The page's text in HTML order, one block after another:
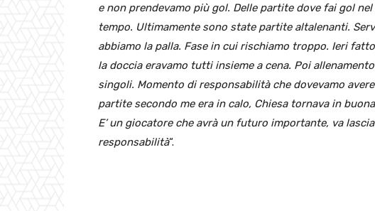
e non prendevamo più gol. Delle partite dove fai gol
tempo. Ultimamente sono state partite altalenanti.
abbiamo la palla. Fase in cui rischiamo troppo. Ieri
la doccia eravamo tutti insieme a cena. Poi
singoli. Momento di responsabilità che dovevamo
partite secondo me era in calo, Chiesa tornava in
E’ un giocatore che avrà un futuro importante, va
responsabilità“.